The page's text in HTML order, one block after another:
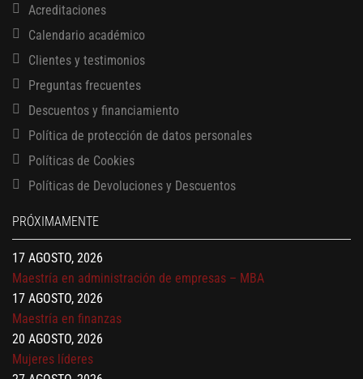
Acreditaciones
Calendario académico
Clientes y testimonios
Preguntas frecuentes
Descuentos y financiamiento
Política de protección de datos personales
Políticas de Cookies
Políticas de Devoluciones y Descuentos
PRÓXIMAMENTE
13 AGOSTO, 2026
17 AGOSTO, 2026
Gerencia de empresas familiares
17 AGOSTO, 2026
Maestría en administración de empresas – MBA
17 AGOSTO, 2026
Maestría en finanzas
20 AGOSTO, 2026
Mujeres líderes